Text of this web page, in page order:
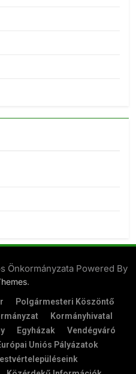
Önkormányzata Powered By
.
Polgármesteri Köszöntő
Kormányhivatal
Egyházak
Vendégváró
Uniós Pályázatok